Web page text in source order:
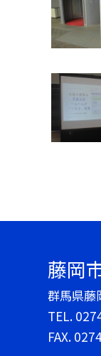
藤岡
群馬県藤
TEL.
FAX.